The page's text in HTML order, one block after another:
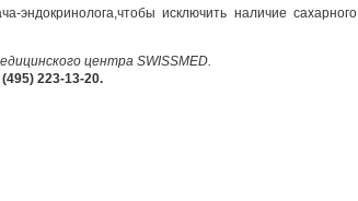
эндокринолога,чтобы исключить наличие сахарного
центра SWISSMED.
223-13-20.